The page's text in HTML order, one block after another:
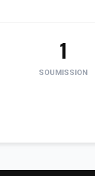
1
SOUMISSION